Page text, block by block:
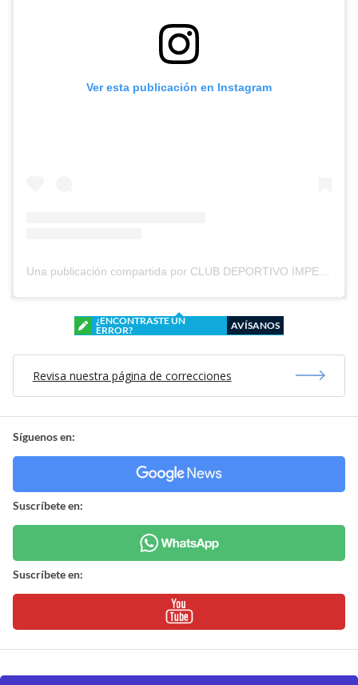
Ver esta publicación en Instagram
¿ENCONTRASTE UN
ERROR?
AVÍSANOS
Revisa nuestra página de correcciones
Síguenos en:
Suscríbete en:
Suscríbete en: